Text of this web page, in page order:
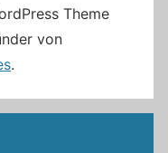
Theme
von
.